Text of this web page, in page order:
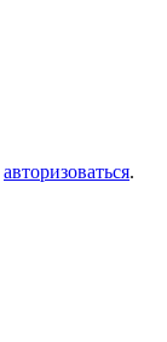
авторизоваться.